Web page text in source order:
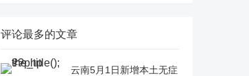
评论最多的文章
云南5月1日新增本土无症